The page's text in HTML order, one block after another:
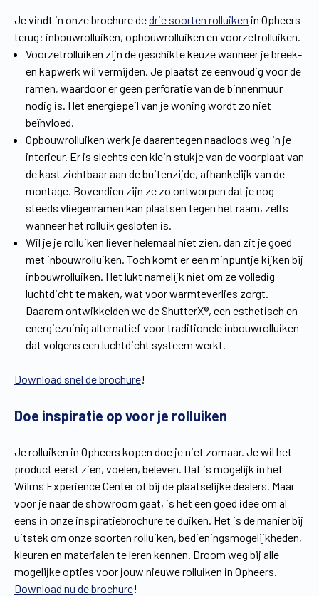
Je vindt in onze brochure dedrie soorten rolluiken in Opheers
terug: inbouwrolluiken, opbouwrolluiken en voorzetrolluiken.
Voorzetrolluiken zijn de geschikte keuze wanneer je breek-
en kapwerk wil vermijden. Je plaatst ze eenvoudig voor de
ramen, waardoor er geen perforatie van de binnenmuur
nodig is. Het energiepeil van je woning wordt zo niet
beïnvloed.
Opbouwrolluiken werk je daarentegen naadloos weg in je
interieur. Er is slechts een klein stukje van de voorplaat van
de kast zichtbaar aan de buitenzijde, afhankelijk van de
montage. Bovendien zijn ze zo ontworpen dat je nog
steeds vliegenramen kan plaatsen tegen het raam, zelfs
wanneer het rolluik gesloten is.
Wil je je rolluiken liever helemaal niet zien, dan zit je goed
met inbouwrolluiken. Toch komt er een minpuntje kijken bij
inbouwrolluiken. Het lukt namelijk niet om ze volledig
luchtdicht te maken, wat voor warmteverlies zorgt.
Daarom ontwikkelden we de ShutterX®, een esthetisch en
energiezuinig alternatief voor traditionele inbouwrolluiken
dat volgens een luchtdicht systeem werkt.
Download snel de brochure!
Doe inspiratie op voor je rolluiken
Je rolluiken in Opheers kopen doe je niet zomaar. Je wil het
product eerst zien, voelen, beleven. Dat is mogelijk in het
Wilms Experience Center of bij de plaatselijke dealers. Maar
voor je naar de showroom gaat, is het een goed idee om al
eens in onze inspiratiebrochure te duiken. Het is de manier bij
uitstek om onze soorten rolluiken, bedieningsmogelijkheden,
kleuren en materialen te leren kennen. Droom weg bij alle
mogelijke opties voor jouw nieuwe rolluiken in Opheers.
Download nu de brochure!